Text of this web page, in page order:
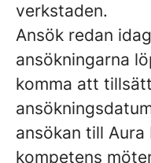
verkstaden.
Ansök redan
ansökningarna
komma att
ansökan till
kompetens